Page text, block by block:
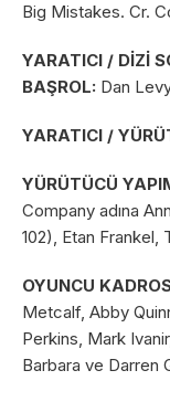
Big Mistakes. Cr.
YARATICI / DİZİ
BAŞROL: Dan
YARATICI /
YÜRÜTÜCÜ
Company adına
102), Etan Frankel,
OYUNCU
Metcalf, Abby
Perkins, Mark
Barbara ve Darren